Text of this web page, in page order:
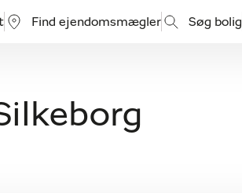
Find ejendomsmægler Søg bolig